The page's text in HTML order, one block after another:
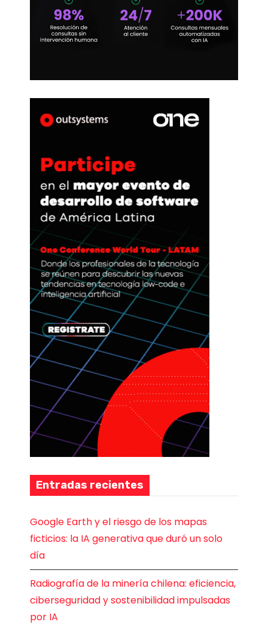
Entradas recientes
Google Earth y el riesgo de los mapas
ficticios: la IA generativa que duró un solo
día
Radiografía de la minería chilena: eficiencia,
ciberseguridad y sostenibilidad impulsadas
por IA